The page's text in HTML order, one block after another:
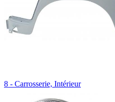
8 - Carrosserie, Intérieur